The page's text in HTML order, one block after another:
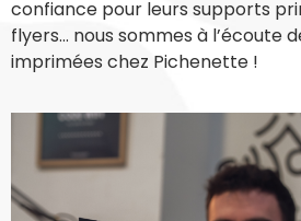
confiance pour leurs supports
flyers… nous sommes à l’écoute
imprimées chez Pichenette !